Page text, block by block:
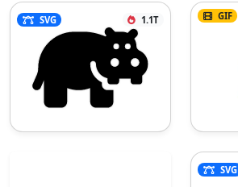
SVG 1.1T GIF
SVG